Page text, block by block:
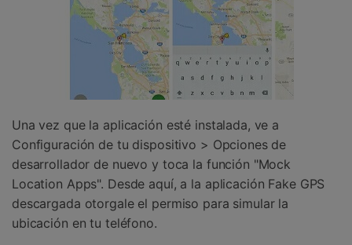
Una vez que la aplicación esté instalada, ve a
Configuración de tu dispositivo > Opciones de
desarrollador de nuevo y toca la función "Mock
Location Apps". Desde aquí, a la aplicación Fake GPS
descargada otorgale el permiso para simular la
ubicación en tu teléfono.